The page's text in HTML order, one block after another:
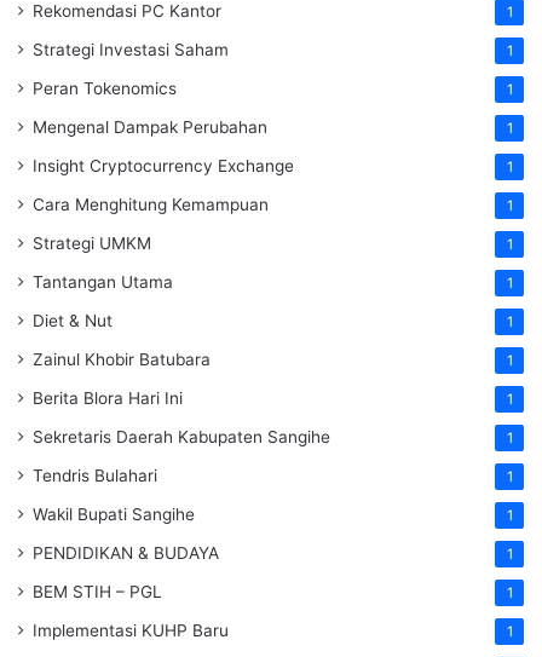
Rekomendasi PC Kantor 1
Strategi Investasi Saham 1
Peran Tokenomics 1
Mengenal Dampak Perubahan 1
Insight Cryptocurrency Exchange 1
Cara Menghitung Kemampuan 1
Strategi UMKM 1
Tantangan Utama 1
Diet & Nut 1
Zainul Khobir Batubara 1
Berita Blora Hari Ini 1
Sekretaris Daerah Kabupaten Sangihe 1
Tendris Bulahari 1
Wakil Bupati Sangihe 1
PENDIDIKAN & BUDAYA 1
BEM STIH – PGL 1
Implementasi KUHP Baru 1